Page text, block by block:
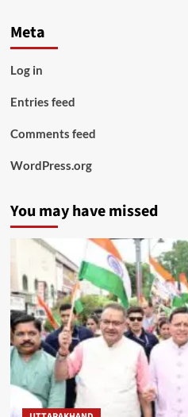
Meta
Log in
Entries feed
Comments feed
WordPress.org
You may have missed